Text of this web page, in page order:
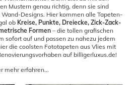
Mustern genau richtig, denn sie sind
Designs. Hier kommen alle Tapeten-
ob Kreise, Punkte, Dreiecke, Zick-Zack-
Formen– die tollen grafischen
sofort auf und passen zu nahezu jedem
die coolsten Fototapeten aus Vlies mit
auf billigerluxus.de!
mehr erfahren...